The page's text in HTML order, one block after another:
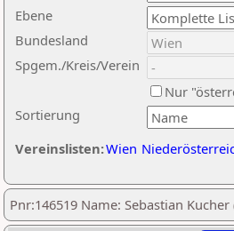
Ebene
Sortierung
Bundesland
Spgem./Kreis/Verein
Nur
Vereinslisten:Wien
Pnr:146519 Name: Sebastian Kucher